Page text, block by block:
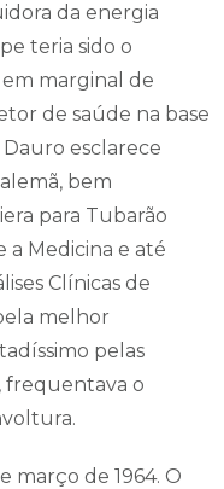
da energia
teria sido o
marginal de
de saúde na base
esclarece
bem
para Tubarão
Medicina e até
Clínicas de
melhor
pelas
frequentava o
março de 1964. O